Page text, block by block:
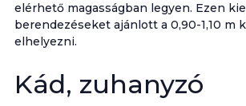
elérhető magasságban legyen. Ezen
berendezéseket ajánlott a 0,90-1,10 m
elhelyezni.
Kád, zuhanyzó